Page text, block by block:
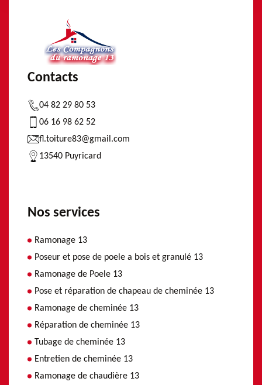
Contacts
04 82 29 80 53
06 16 98 62 52
fl.toiture83@gmail.com
13540 Puyricard
Nos services
Ramonage 13
Poseur et pose de poele a bois et granulé 13
Ramonage de Poele 13
Pose et réparation de chapeau de cheminée 13
Ramonage de cheminée 13
Réparation de cheminée 13
Tubage de cheminée 13
Entretien de cheminée 13
Ramonage de chaudière 13